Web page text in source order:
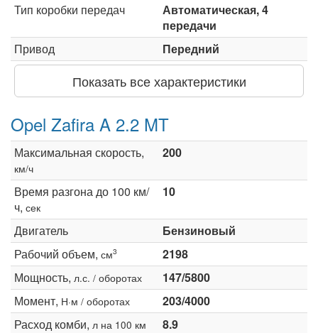
Тип коробки передач
Автоматическая, 4
передачи
Привод
Передний
Показать все характеристики
Opel Zafira A 2.2 MT
Максимальная скорость,
км/ч
200
Время разгона до 100 км/
ч, сек
10
Двигатель
Бензиновый
Рабочий объем, см3
2198
Мощность, л.с. / оборотах
147/5800
Момент, Н·м / оборотах
203/4000
Расход комби, л на 100 км
8.9